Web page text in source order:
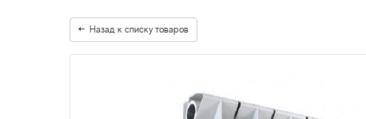
Назад к списку товаров